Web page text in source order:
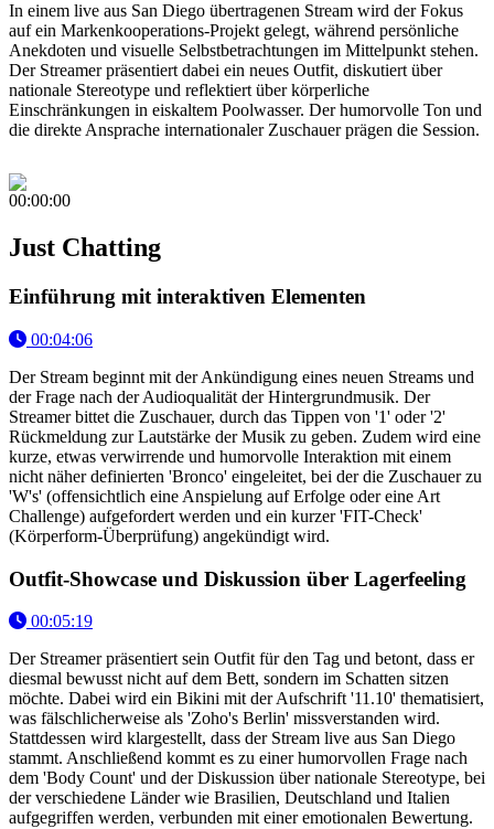
In einem live aus San Diego übertragenen Stream wird der Fokus
auf ein Markenkooperations-Projekt gelegt, während persönliche
Anekdoten und visuelle Selbstbetrachtungen im Mittelpunkt stehen.
Der Streamer präsentiert dabei ein neues Outfit, diskutiert über
nationale Stereotype und reflektiert über körperliche
Einschränkungen in eiskaltem Poolwasser. Der humorvolle Ton und
die direkte Ansprache internationaler Zuschauer prägen die Session.
00:00:00
Just Chatting
Einführung mit interaktiven Elementen
00:04:06
Der Stream beginnt mit der Ankündigung eines neuen Streams und
der Frage nach der Audioqualität der Hintergrundmusik. Der
Streamer bittet die Zuschauer, durch das Tippen von '1' oder '2'
Rückmeldung zur Lautstärke der Musik zu geben. Zudem wird eine
kurze, etwas verwirrende und humorvolle Interaktion mit einem
nicht näher definierten 'Bronco' eingeleitet, bei der die Zuschauer zu
'W's' (offensichtlich eine Anspielung auf Erfolge oder eine Art
Challenge) aufgefordert werden und ein kurzer 'FIT-Check'
(Körperform-Überprüfung) angekündigt wird.
Outfit-Showcase und Diskussion über Lagerfeeling
00:05:19
Der Streamer präsentiert sein Outfit für den Tag und betont, dass er
diesmal bewusst nicht auf dem Bett, sondern im Schatten sitzen
möchte. Dabei wird ein Bikini mit der Aufschrift '11.10' thematisiert,
was fälschlicherweise als 'Zoho's Berlin' missverstanden wird.
Stattdessen wird klargestellt, dass der Stream live aus San Diego
stammt. Anschließend kommt es zu einer humorvollen Frage nach
dem 'Body Count' und der Diskussion über nationale Stereotype, bei
der verschiedene Länder wie Brasilien, Deutschland und Italien
aufgegriffen werden, verbunden mit einer emotionalen Bewertung.